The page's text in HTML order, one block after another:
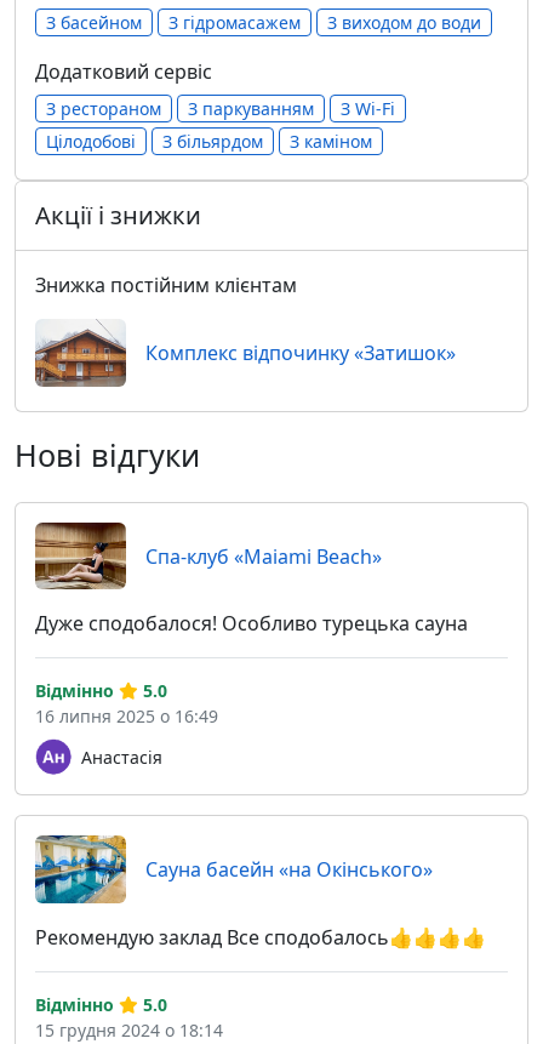
З басейном З гідромасажем З виходом до води
Додатковий сервіс
З рестораном З паркуванням
З Wi-Fi
Цілодобові
З більярдом З каміном
Акції і знижки
Знижка постійним клієнтам
Комплекс відпочинку «Затишок»
Нові відгуки
Спа-клуб «Maiami Beach»
Дуже сподобалося! Особливо турецька сауна
Анастасія
Відмінно
5.0
16 липня 2025 о 16:49
Сауна басейн «на Окінського»
Рекомендую заклад Все сподобалось👍👍👍👍
Відмінно
5.0
15 грудня 2024 о 18:14